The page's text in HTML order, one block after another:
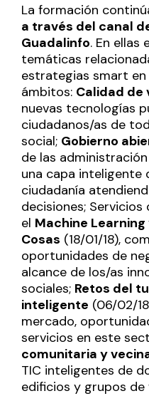
La formación
a través del canal
Guadalinfo. En ellas
temáticas
estrategias smart
ámbitos: Calidad de
nuevas tecnologías
ciudadanos/as de
social; Gobierno
de las
una capa inteligente
ciudadanía
decisiones;
el Machine
Cosas (18/01/18),
oportunidades de
alcance de los/as
sociales; Retos del
inteligente (06/02/
mercado,
servicios en este
comunitaria y
TIC inteligentes de
edificios y grupos de